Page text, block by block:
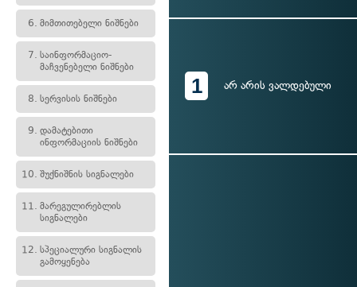
6. მიმთითებელი ნიშნები
7. საინფორმაციო-
მაჩვენებელი ნიშნები
8. სერვისის ნიშნები
9. დამატებითი
ინფორმაციის ნიშნები
10. შუქნიშნის სიგნალები
11. მარეგულირებლის
სიგნალები
12. სპეციალური სიგნალის
გამოყენება
1 არ არის ვალდებული